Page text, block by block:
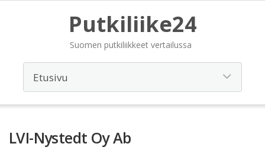
Putkiliike24
Suomen putkiliikkeet vertailussa
LVI-Nystedt Oy Ab